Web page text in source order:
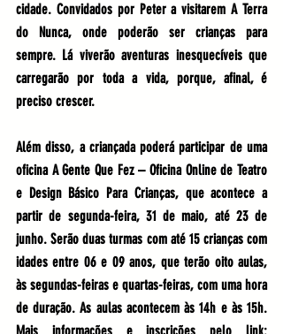
cidade. Convidados por Peter a visitarem A Terra
do Nunca, onde poderão ser crianças para
sempre. Lá viverão aventuras inesquecíveis que
carregarão por toda a vida, porque, afinal, é
preciso crescer.
Além disso, a criançada poderá participar de uma
oficina A Gente Que Fez – Oficina Online de Teatro
e Design Básico Para Crianças, que acontece a
partir de segunda-feira, 31 de maio, até 23 de
junho. Serão duas turmas com até 15 crianças com
idades entre 06 e 09 anos, que terão oito aulas,
às segundas-feiras e quartas-feiras, com uma hora
de duração. As aulas acontecem às 14h e às 15h.